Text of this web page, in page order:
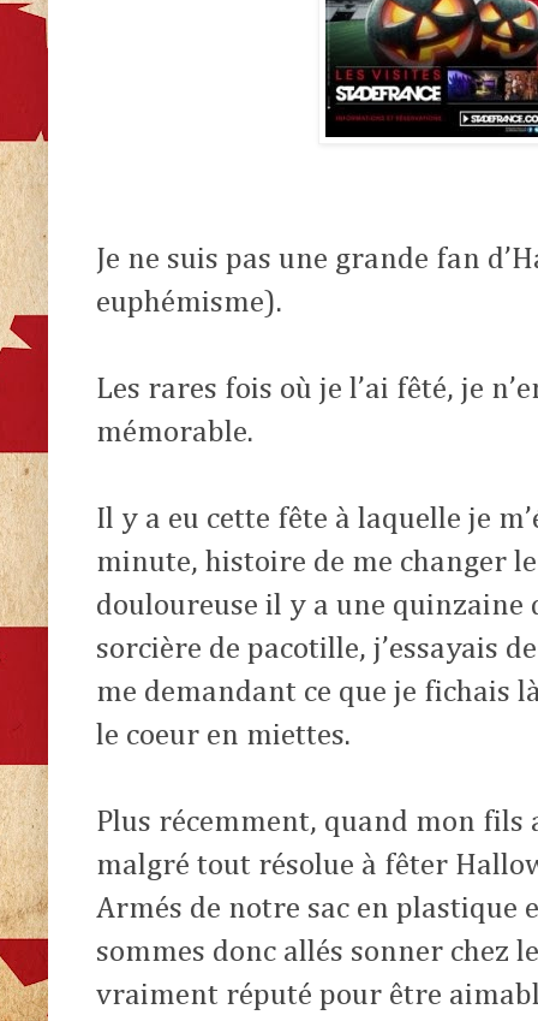
Je ne suis pas une grande fan
euphémisme).
Les rares fois où je l’ai fêté, je
mémorable.
Il y a eu cette fête à laquelle je
minute, histoire de me changer
douloureuse il y a une quinzaine
sorcière de pacotille, j’essayais
me demandant ce que je fichais
le coeur en miettes.
Plus récemment, quand mon fils
malgré tout résolue à fêter
Armés de notre sac en plastique
sommes donc allés sonner chez
vraiment réputé pour être